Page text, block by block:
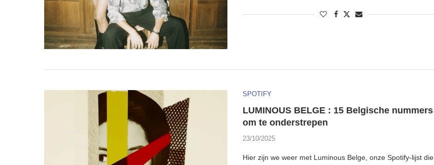
SPOTIFY
LUMINOUS BELGE : 15 Belgische nummers
om te onderstrepen
23/10/2025
Hier zijn we weer met Luminous Belge, onze Spotify-lijst die